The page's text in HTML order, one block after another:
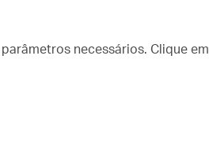
necessários. Clique em